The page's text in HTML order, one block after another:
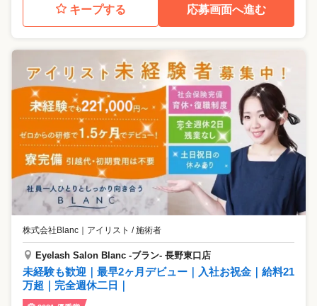
キープする 応募画面へ進む
株式会社Blanc アイリスト / 施術者
Eyelash Salon Blanc -ブラン- 長野東口店
未経験も歓迎｜最早2ヶ月デビュー｜入社お祝金｜給料21
万超｜完全週休二日｜